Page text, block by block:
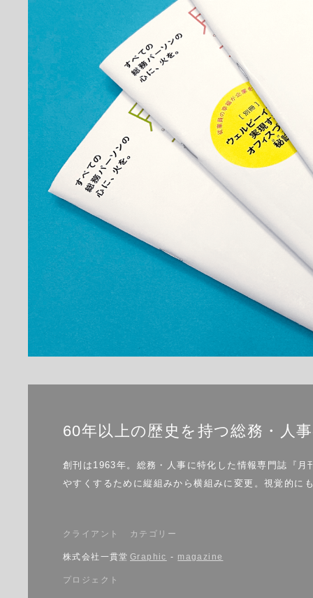
60年以上の歴史を持つ総務・人
創刊は1963年。総務・人事に特化した情報専門誌『
やすくするために縦組みから横組みに変更。視覚的に
クライアント
株式会社一貫堂
プロジェクト
カテゴリー
Graphic - magazine